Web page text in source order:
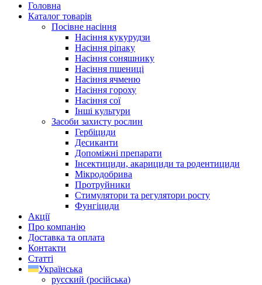
Головна
Каталог товарів
Посівне насіння
Насіння кукурудзи
Насіння ріпаку
Насіння соняшнику
Насіння пшениці
Насіння ячменю
Насіння гороху
Насіння сої
Інші культури
Засоби захисту рослин
Гербіциди
Десиканти
Допоміжні препарати
Інсектициди, акарициди та родентициди
Мікродобрива
Протруйники
Стимулятори та регулятори росту
Фунгіциди
Акції
Про компанію
Доставка та оплата
Контакти
Статті
Українська
русский (російська)